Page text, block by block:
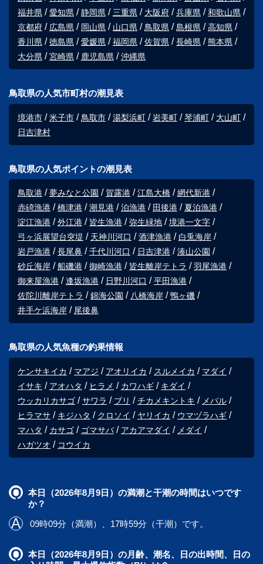
福井県
愛知県 静岡県 三重県 大阪府 兵庫県
和歌山県
京都府
広島県 岡山県 山口県 鳥取県 島根県
高知県
香川県
徳島県 愛媛県 福岡県 佐賀県 長崎県
熊本県
大分県
宮崎県 鹿児島県 沖縄県
鳥取県の人気市町村の潮見表
境港市 米子市 鳥取市 湯梨浜町 岩美町 琴浦町
大山町
日吉津村
鳥取県の人気ポイントの潮見表
鳥取港 夢みなと公園 賀露港 江島大橋
網代新港
赤碕漁港
橋津港 潮見港 泊漁港 田後港
夏泊漁港
淀江漁港
外江港 皆生漁港 弥生緑地
境港一文字
弓ヶ浜展望台突堤
天神川河口 酒津漁港
白兎海岸
岩戸漁港
長尾鼻 千代川河口 日吉津港
湊山公園
砂丘海岸
船磯港 御崎漁港 皆生離岸テトラ
羽尾漁港
御来屋漁港
逢坂漁港 日野川河口
平田漁港
佐陀川離岸テトラ
錦海公園 八橋海岸
鴨ヶ磯
井手ケ浜海岸
尾後鼻
鳥取県の人気魚種の釣果情報
ケンサキイカ マアジ アオリイカ スルメイカ
マダイ
イサキ
アオハタ ヒラメ カワハギ
キダイ
ウッカリカサゴ
サワラ ブリ チカメキントキ
メバル
ヒラマサ
キジハタ クロソイ ヤリイカ
ウマヅラハギ
マハタ
カサゴ ゴマサバ アカアマダイ
メダイ
ハガツオ
コウイカ
本日（2026年8月9日）の満潮と干潮の時間はいつです
か？
09時09分（満潮）、17時59分（干潮）です。
本日（2026年8月9日）の月齢、潮名、日の出時間、日の